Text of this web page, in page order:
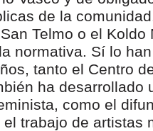
de la
Telmo o el Koldo
normativa. Sí lo
tanto el Centro
ha desarrollado
como el
trabajo de artistas